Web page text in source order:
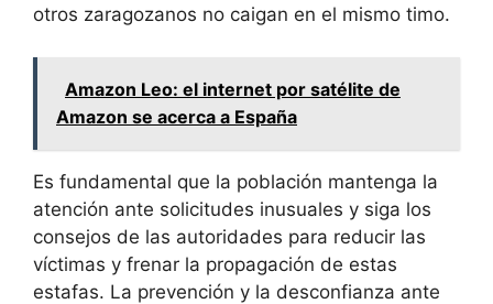
otros zaragozanos no caigan en el mismo timo.
Amazon Leo: el internet por satélite de
Amazon se acerca a España
Es fundamental que la población mantenga la
atención ante solicitudes inusuales y siga los
consejos de las autoridades para reducir las
víctimas y frenar la propagación de estas
estafas. La prevención y la desconfianza ante